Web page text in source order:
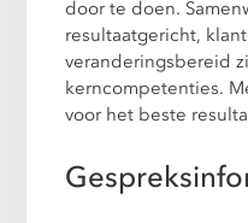
door te doen.
resultaatgericht,
veranderingsbereid
kerncompetenties.
voor het beste